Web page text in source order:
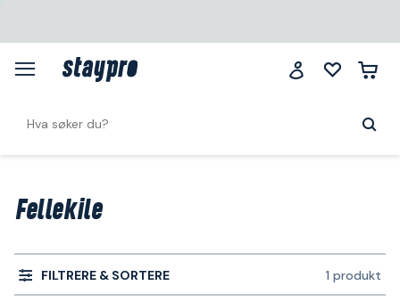
Fellekile
FILTRERE & SORTERE 1 produkt